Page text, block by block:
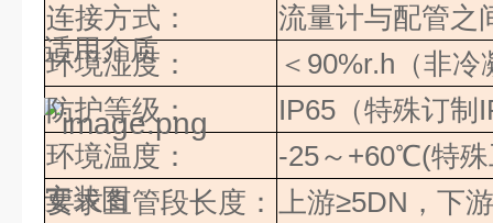
连接方式：
流量计与配管之
环境湿度：
＜ 90%r.h （非冷
防护等级：
IP65 （特殊订制
环境温度：
-25～ +60℃(特殊
要求直管段长度： 上游≥5DN ，下
适用介质
安装图